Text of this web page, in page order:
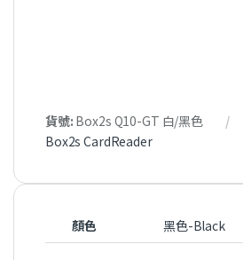
貨號: Box2s Q10-GT 白/黑色
Box2s CardReader
顏色 黑色-Black